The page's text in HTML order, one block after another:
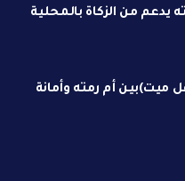
ميت)بين أم رمته وأمانة